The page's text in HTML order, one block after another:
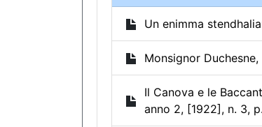
Un enimma
Monsignor
Il Canova e le
anno 2, [1922], n. 3,